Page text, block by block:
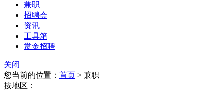
兼职
招聘会
资讯
工具箱
赏金招聘
关闭
您当前的位置： 首页 > 兼职
按地区：